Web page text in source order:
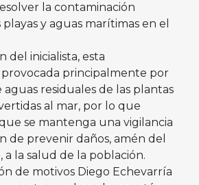
la contaminación
y aguas marítimas en el
del inicialista, esta
principalmente por
aguas residuales de las plantas
al mar, por lo que
se mantenga una vigilancia
de prevenir daños, amén del
a la salud de la población.
de motivos Diego Echevarría